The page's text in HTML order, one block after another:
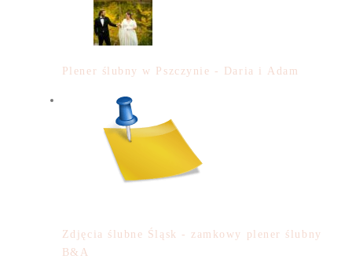
Plener ślubny w Pszczynie - Daria i Adam
Zdjęcia ślubne Śląsk - zamkowy plener ślubny
B&A